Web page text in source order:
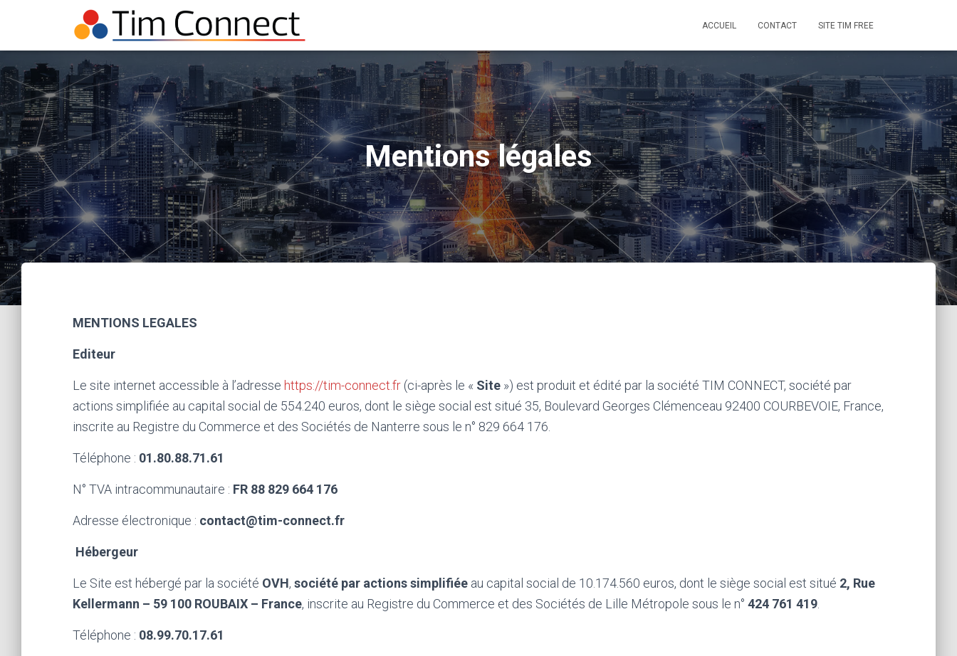
ACCUEIL CONTACT SITE TIM FREE
Mentions légales
MENTIONS LEGALES
Editeur
Le site internet accessible à l’adresse https://tim-connect.fr (ci-après le « Site ») est produit et édité par la société TIM CONNECT, société par
actions simplifiée au capital social de 554.240 euros, dont le siège social est situé 35, Boulevard Georges Clémenceau 92400 COURBEVOIE, France,
inscrite au Registre du Commerce et des Sociétés de Nanterre sous le n° 829 664 176.
Téléphone : 01.80.88.71.61
N° TVA intracommunautaire : FR 88 829 664 176
Adresse électronique : contact@tim-connect.fr
Hébergeur
Le Site est hébergé par la société OVH, société par actions simplifiée au capital social de 10.174.560 euros, dont le siège social est situé 2, Rue
Kellermann – 59 100 ROUBAIX – France, inscrite au Registre du Commerce et des Sociétés de Lille Métropole sous le n° 424 761 419
Téléphone : 08.99.70.17.61